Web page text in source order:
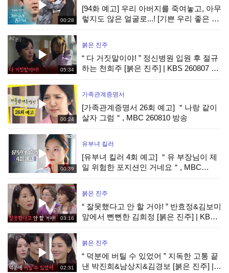
00:28
[94화 예고] 우리 아버지를 죽여놓고, 아무
렇지도 않은 얼굴로...! [기쁜 우리 좋은 날]
05:34
붉은 진주
“ 다 거짓말이야! ” 정신병원 입원 후 절규
하는 천희주 [붉은 진주] | KBS 260807 방
00:24
가족관계증명서
[가족관계증명서 26회 예고] ＂나랑 같이
살자 그럼＂, MBC 260810 방송
00:39
유부녀 킬러
[유부녀 킬러 4회 예고] ＂유 부장님이 제
일 위험한 포지션인 거네요＂, MBC
03:16
붉은 진주
“ 잘못했다고 안 할 거야! ” 반효정&김보미
앞에서 뻔뻔한 김희정 [붉은 진주] | KBS
02:31
붉은 진주
“ 덕분에 버틸 수 있었어 ” 지독한 고통 끝
낸 박진희&남상지&김경보 [붉은 진주] |